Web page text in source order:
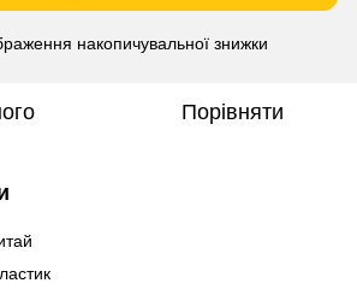
накопичувальної знижки
Порівняти